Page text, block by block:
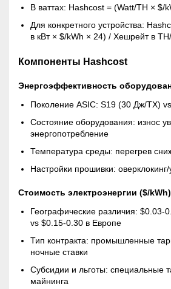
В ваттах: Hashcost = (Watt/TH × $/
Для конкретного устройства:
в кВт × $/kWh × 24) / Хешрейт в
Компоненты Hashcost
Энергоэффективность
Поколение ASIC: S19 (30 Дж/ТХ)
Состояние оборудования: износ
энергопотребление
Температура среды: перегрев
Настройки прошивки: оверклокинг/
Стоимость электроэнергии ($/
Географические различия: $0.03-
vs $0.15-0.30 в Европе
Тип контракта: промышленные
ночные ставки
Субсидии и льготы: специальные
майнинга